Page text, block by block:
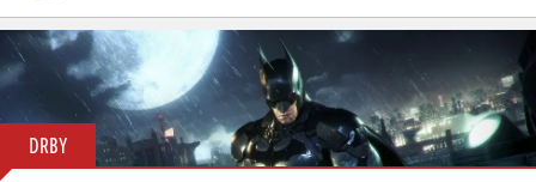
DRBY